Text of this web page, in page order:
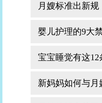
月嫂标准出新规
婴儿护理的9大
宝宝睡觉有这12
新妈妈如何与月